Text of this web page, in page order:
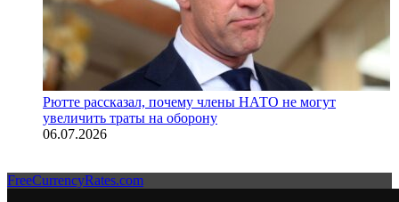
Рютте рассказал, почему члены НАТО не могут
увеличить траты на оборону
06.07.2026
FreeCurrencyRates.com